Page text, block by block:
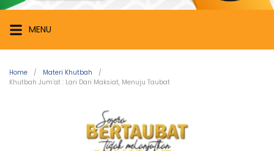
di
Setiap
Jengkal
MENU
Home
Materi Khutbah
Khutbah Jum’at : Lari Dari Maksiat, Menuju Taubat